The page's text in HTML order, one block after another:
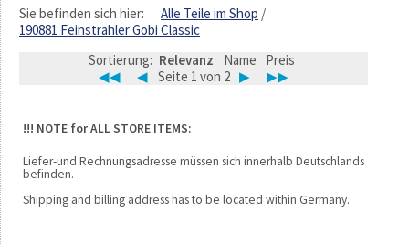
DE / EN
Deutsch
English
Sie befinden sich hier:
Alle Teile im Shop
190881 Feinstrahler Gobi Classic
Sortierung: Relevanz Name
Preis
◀◀
◀ Seite 1 von 2 ▶ ▶▶
!!! NOTE for ALL STORE ITEMS:
Liefer-und Rechnungsadresse müssen sich innerhalb Deutschlands
befinden.
Shipping and billing address has to be located within Germany.